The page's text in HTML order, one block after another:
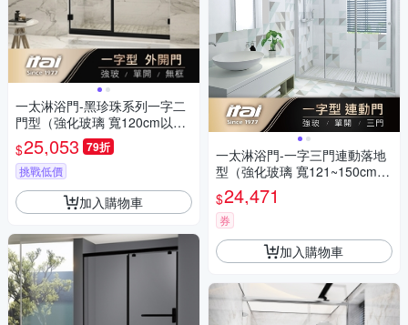
一太淋浴門-黑珍珠系列一字二
門型（強化玻璃 寬120cm以內
x 高200cm範圍以內）
$25,053 79折
挑戰低價
加入購物車
一太淋浴門-一字三門連動落地
型（強化玻璃 寬121~150cm x
高190cm範圍以內）
$24,471
券
加入購物車